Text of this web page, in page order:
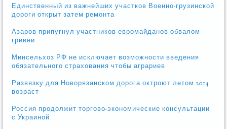
Единственный из важнейших участков Военно-грузинской
дороги открыт затем ремонта
Азаров припугнул участников евромайданов обвалом
гривни
Минсельхоз РФ не исключает возможности введения
обязательного страхования чтобы аграриев
Развязку для Новорязанском дорога октроют летом 2014
возраст
Россия продолжит торгово-экономические консультации
с Украиной